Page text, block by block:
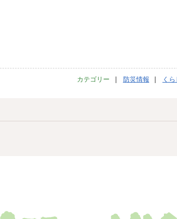
カテゴリー 防災情報 く